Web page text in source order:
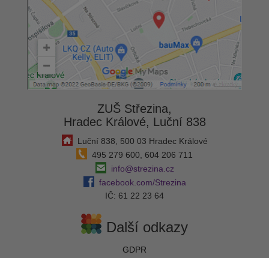
ZUŠ Střezina,
Hradec Králové, Luční 838
Luční 838, 500 03 Hradec Králové
495 279 600, 604 206 711
info@strezina.cz
facebook.com/Strezina
IČ: 61 22 23 64
Další odkazy
GDPR